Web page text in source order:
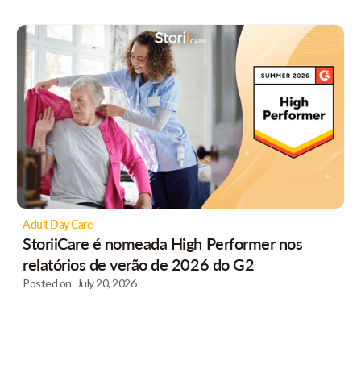
Adult Day Care
StoriiCare é nomeada High Performer nos
relatórios de verão de 2026 do G2
Posted on July 20, 2026